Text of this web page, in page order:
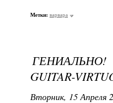
Метки: варвара
GUITAR-
Вторник, 15 Апреля